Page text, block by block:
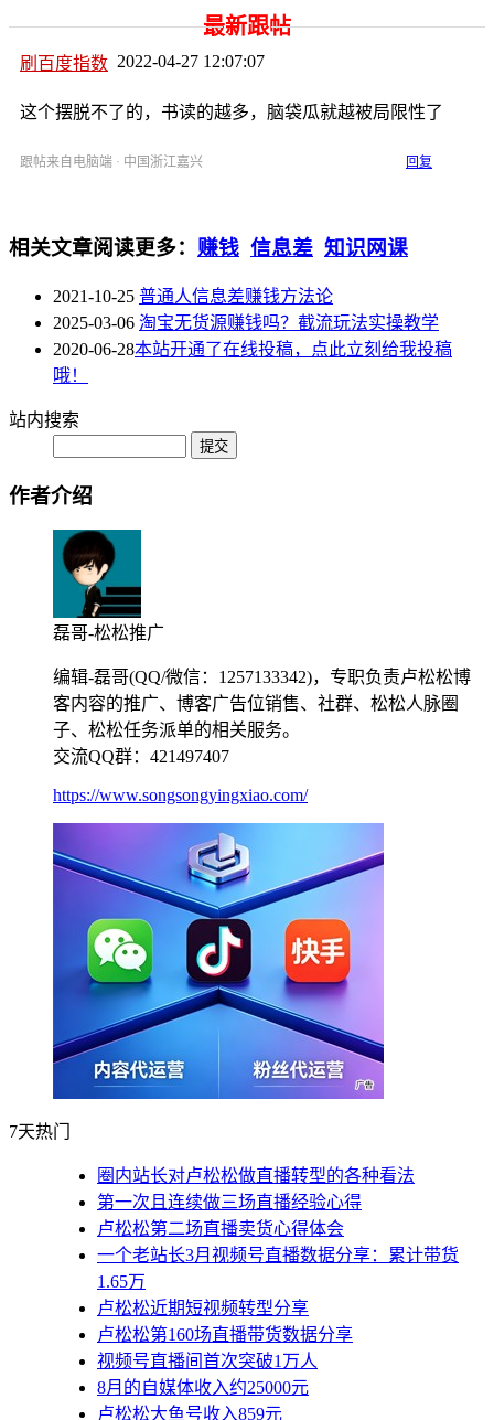
最新跟帖
刷百度指数 2022-04-27 12:07:07
这个摆脱不了的，书读的越多，脑袋瓜就越被局限性了
跟帖来自电脑端 · 中国浙江嘉兴 回复
相关文章阅读更多： 赚钱 信息差 知识网课
2021-10-25 普通人信息差赚钱方法论
2025-03-06 淘宝无货源赚钱吗？截流玩法实操教学
2020-06-28本站开通了在线投稿，点此立刻给我投稿
哦！
站内搜索
作者介绍
磊哥-松松推广
编辑-磊哥(QQ/微信：1257133342)，专职负责卢松松博
客内容的推广、博客广告位销售、社群、松松人脉圈
子、松松任务派单的相关服务。
交流QQ群：421497407
https://www.songsongyingxiao.com/
7天热门
圈内站长对卢松松做直播转型的各种看法
第一次且连续做三场直播经验心得
卢松松第二场直播卖货心得体会
一个老站长3月视频号直播数据分享：累计带货
1.65万
卢松松近期短视频转型分享
卢松松第160场直播带货数据分享
视频号直播间首次突破1万人
8月的自媒体收入约25000元
卢松松大鱼号收入859元